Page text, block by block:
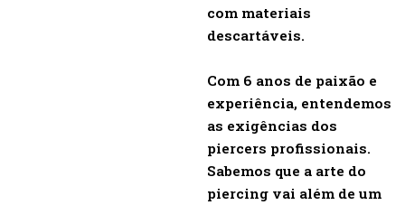
com materiais
descartáveis.
Com 6 anos de paixão e
experiência, entendemos
as exigências dos
piercers profissionais.
Sabemos que a arte do
piercing vai além de um